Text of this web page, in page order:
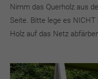
Nimm das Querholz aus
Seite. Bitte lege es
Holz auf das Netz